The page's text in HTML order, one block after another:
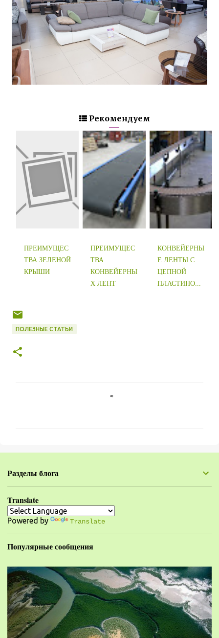
Рекомендуем
ПРЕИМУЩЕС
ТВА ЗЕЛЕНОЙ
КРЫШИ
ПРЕИМУЩЕС
ТВА
КОНВЕЙЕРНЫ
Х ЛЕНТ
КОНВЕЙЕРНЫ
Е ЛЕНТЫ С
ЦЕПНОЙ
ПЛАСТИНО...
ПОЛЕЗНЫЕ СТАТЬИ
е
т
р
и
и
Разделы блога
Translate
Powered by Translate
Популярные сообщения